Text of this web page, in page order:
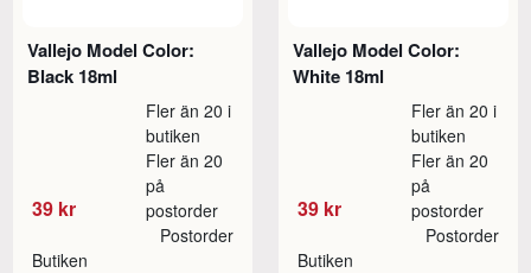
Vallejo Model Color:
Black 18ml
39 kr
Fler än 20 i
butiken
Fler än 20
på
postorder
Butiken
Postorder
Vallejo Model Color:
White 18ml
39 kr
Fler än 20 i
butiken
Fler än 20
på
postorder
Butiken
Postorder